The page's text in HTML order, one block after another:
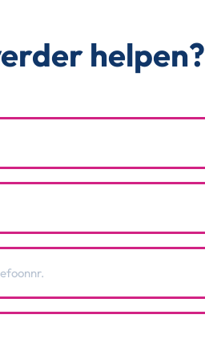
helpen?